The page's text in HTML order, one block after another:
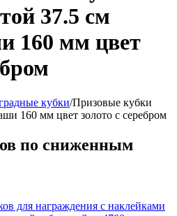
37.5 см
160 мм цвет
кубки/Призовые кубки
160 мм цвет золото с серебром
по сниженным
для награждения с наклейками